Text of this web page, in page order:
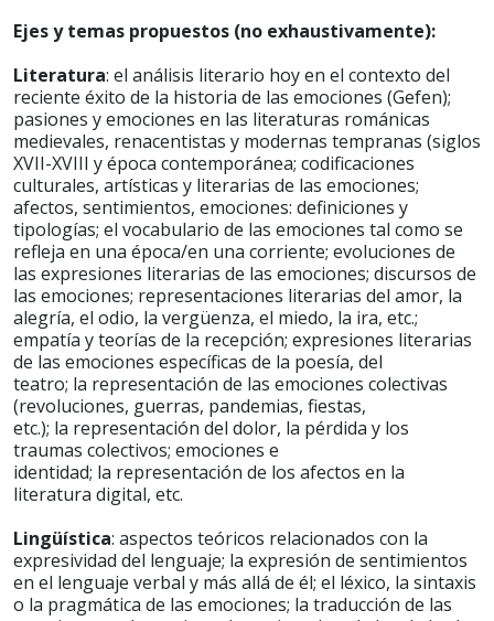
Ejes y temas propuestos (no exhaustivamente):
Literatura: el análisis literario hoy en el contexto del
reciente éxito de la historia de las emociones (Gefen);
pasiones y emociones en las literaturas románicas
medievales, renacentistas y modernas tempranas (siglos
XVII-XVIII y época contemporánea; codificaciones
culturales, artísticas y literarias de las emociones;
afectos, sentimientos, emociones: definiciones y
tipologías; el vocabulario de las emociones tal como se
refleja en una época/en una corriente; evoluciones de
las expresiones literarias de las emociones; discursos de
las emociones; representaciones literarias del amor, la
alegría, el odio, la vergüenza, el miedo, la ira, etc.;
empatía y teorías de la recepción; expresiones literarias
de las emociones específicas de la poesía, del
teatro; la representación de las emociones colectivas
(revoluciones, guerras, pandemias, fiestas,
etc.); la representación del dolor, la pérdida y los
traumas colectivos; emociones e
identidad; la representación de los afectos en la
literatura digital, etc.
Lingüística: aspectos teóricos relacionados con la
expresividad del lenguaje; la expresión de sentimientos
en el lenguaje verbal y más allá de él; el léxico, la sintaxis
o la pragmática de las emociones; la traducción de las